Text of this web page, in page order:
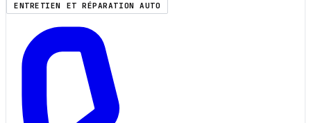
ENTRETIEN ET RÉPARATION AUTO